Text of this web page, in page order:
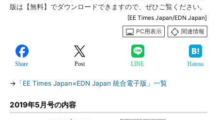
版は【無料】でダウンロードできますので、ぜひご覧ください。
[EE Times Japan/EDN Japan]
PC用表示
関連情報
Share Post LINE Hatena
→ 「EE Times Japan×EDN Japan 統合電子版」一覧
2019年5月号の内容